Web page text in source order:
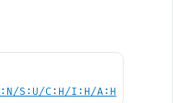
S:U/C:H/I:H/A:H